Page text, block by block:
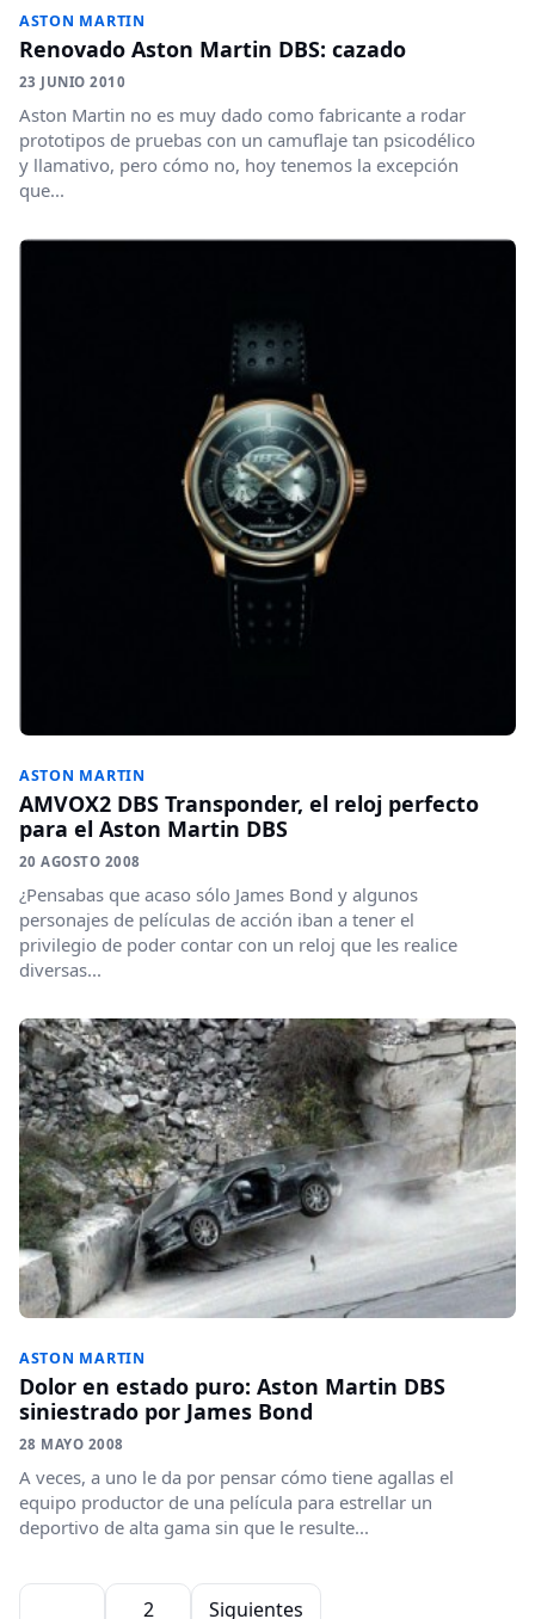
ASTON MARTIN
Renovado Aston Martin DBS: cazado
23 JUNIO 2010
Aston Martin no es muy dado como fabricante a rodar
prototipos de pruebas con un camuflaje tan psicodélico
y llamativo, pero cómo no, hoy tenemos la excepción
que...
ASTON MARTIN
AMVOX2 DBS Transponder, el reloj perfecto
para el Aston Martin DBS
20 AGOSTO 2008
¿Pensabas que acaso sólo James Bond y algunos
personajes de películas de acción iban a tener el
privilegio de poder contar con un reloj que les realice
diversas...
ASTON MARTIN
Dolor en estado puro: Aston Martin DBS
siniestrado por James Bond
28 MAYO 2008
A veces, a uno le da por pensar cómo tiene agallas el
equipo productor de una película para estrellar un
deportivo de alta gama sin que le resulte...
Paginación de entradas
2 Siguientes